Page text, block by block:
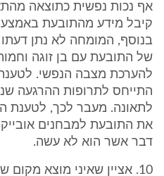
אף נכות נפשית כתוצאה
קיבל מידע מהתובעת
בנוסף, המומחה לא נתן דעתו
של התובעת עם בן זוגה
להערכת מצבה הנפשי.
התייחס לתרופות ההרגעה
לתאונה. מעבר לכך, לטענת
את התובעת למבחנים
דבר אשר הוא לא עשה.
10. אציין שאיני מוצא